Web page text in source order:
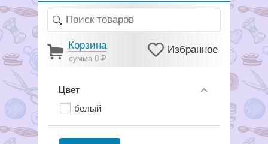
Корзина
сумма 0Р
Избранное
Цвет
белый